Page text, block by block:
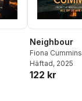
Neighbour
Fiona Cummins
Häftad, 2025
122 kr